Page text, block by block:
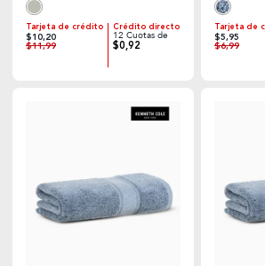
Tarjeta de crédito
$10,20
$11,99
Crédito directo
12 Cuotas de
$0,92
Tarjeta de
$5,95
$6,99